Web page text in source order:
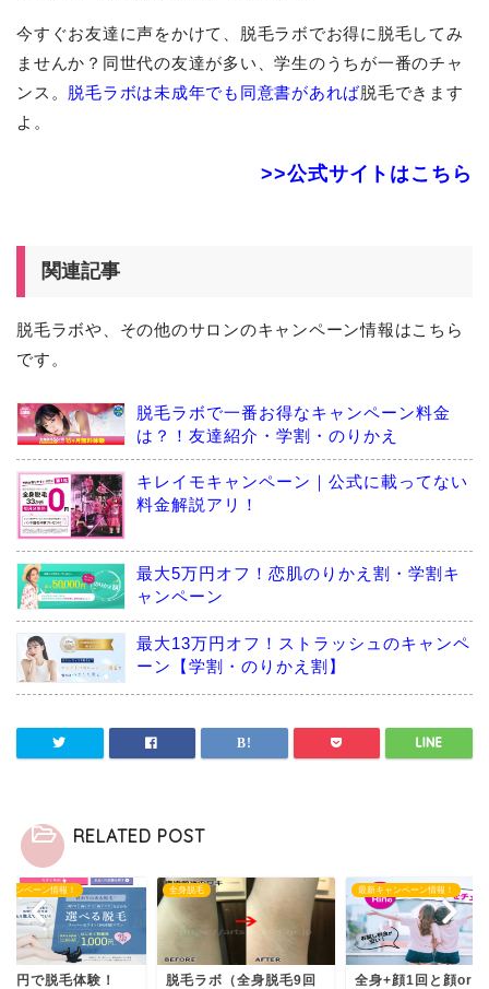
今すぐお友達に声をかけて、脱毛ラボでお得に脱毛してみ
ませんか？同世代の友達が多い、学生のうちが一番のチャ
ンス。 脱毛ラボは未成年でも同意書があれば脱毛できます
よ。
>>公式サイトはこちら
関連記事
脱毛ラボや、その他のサロンのキャンペーン情報はこちら
です。
脱毛ラボで一番お得なキャンペーン料金
は？！友達紹介・学割・のりかえ
キレイモキャンペーン｜公式に載ってない
料金解説アリ！
最大5万円オフ！恋肌のりかえ割・学割キ
ャンペーン
最大13万円オフ！ストラッシュのキャンペ
ーン【学割・のりかえ割】
RELATED POST
ラボ（全身脱毛9回
最新キャンペーン情報！
全身+顔1回と顔orVIOセ
最新キャンペーン情報！
1,000円で脱毛体験